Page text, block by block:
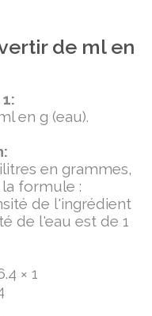
de ml en
en g (eau).
en grammes,
formule :
de l'ingrédient
de l'eau est de 1
× 1